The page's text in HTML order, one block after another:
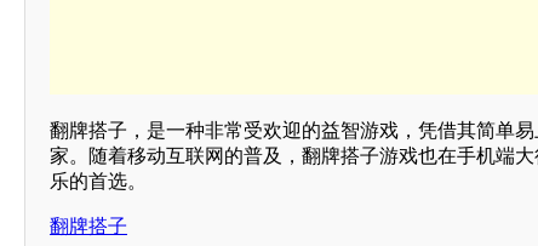
翻牌搭子，是一种非常受欢迎的益智游戏，凭借其简单
家。随着移动互联网的普及，翻牌搭子游戏也在手机端
乐的首选。
翻牌搭子